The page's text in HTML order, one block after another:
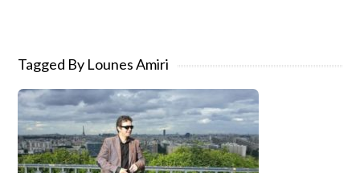
Tagged By Lounes Amiri